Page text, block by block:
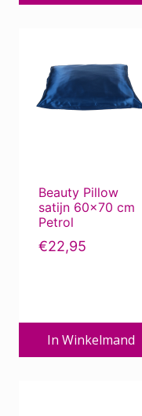
Beauty Pillow
satijn 60×70 cm
Petrol
€22,95
In Winkelmand